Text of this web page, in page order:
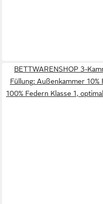
BETTWARENSHOP 3-
Füllung: Außenkammer
100% Federn Klasse 1,